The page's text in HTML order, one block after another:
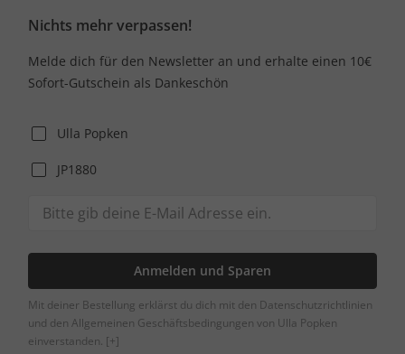
Nichts mehr verpassen!
Melde dich für den Newsletter an und erhalte einen 10€
Sofort-Gutschein als Dankeschön
Ulla Popken
JP1880
Anmelden und Sparen
Mit deiner Bestellung erklärst du dich mit den Datenschutzrichtlinien
und den Allgemeinen Geschäftsbedingungen von Ulla Popken
einverstanden. [+]